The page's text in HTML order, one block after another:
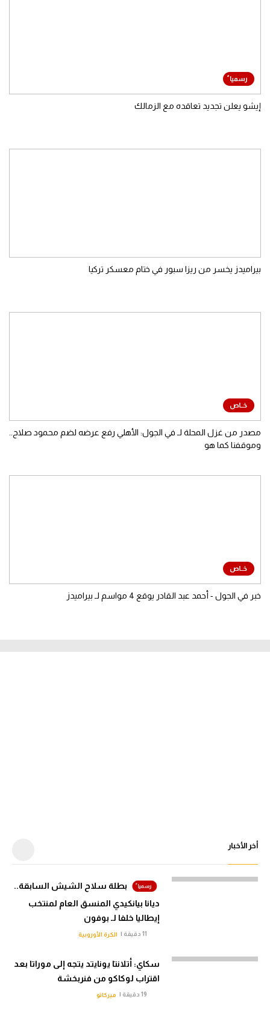
إيشو يعلن تجديد تعاقده مع الزمالك
بيراميدز يخسر من ريزا سبور في ختام معسكر تركيا
مصدر من غزل المحلة لـ في الجول: الأهلي رفع عرضه لضم محمود صلاح..
وموقفنا كما هو
خبر في الجول - أحمد عبد القادر يوقع 4 مواسم لـ بيراميدز
أخر الأخبار
بطلة سلاح الشيش السابقة..
ديانا بيانكيدي المنسق العام لمنتخب
إيطاليا خلفا لـ بوفون
الكرة الأوروبية
سكاي: أتلانتا يونايتد يتجه إلى موراتا بعد
اقتراب لوكاكو من فنربخشة
ميركاتو